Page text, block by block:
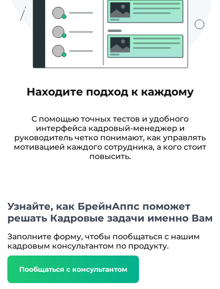
Находите подход к каждому
С помощью точных тестов и удобного
интерфейса кадровый-менеджер и
руководитель четко понимают, как управлять
мотивацией каждого сотрудника, а кого стоит
повысить.
Узнайте, как БрейнАппс поможет
решать Кадровые задачи именно Вам
Заполните форму, чтобы пообщаться с нашим
кадровым консультантом по продукту.
Пообщаться с консультантом